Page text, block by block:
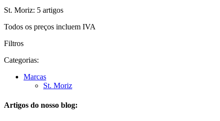
St. Moriz: 5 artigos
Todos os preços incluem IVA
Filtros
Categorias:
Marcas
St. Moriz
Artigos do nosso blog: